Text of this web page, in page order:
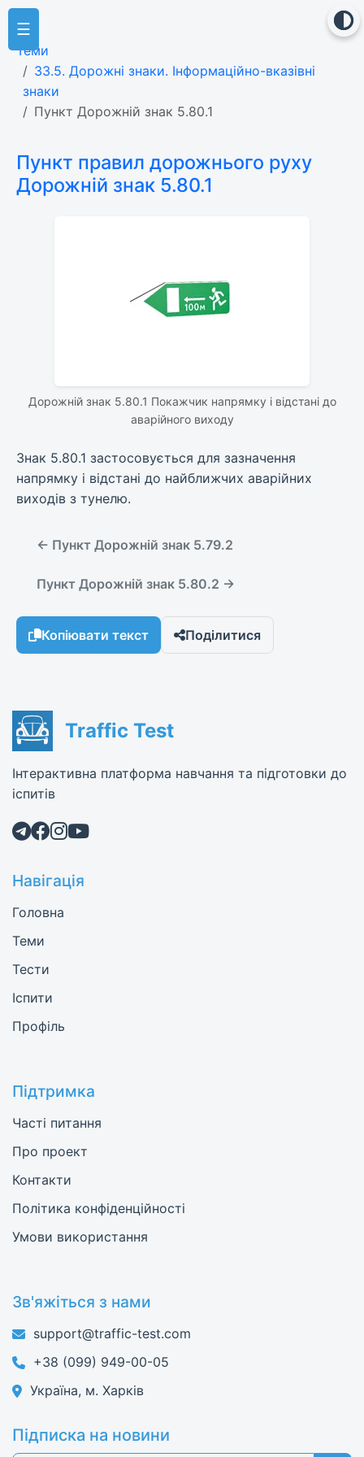
☰
Теми
33.5. Дорожні знаки. Інформаційно-вказівні
знаки
Пункт Дорожній знак 5.80.1
Пункт правил дорожнього руху
Дорожній знак 5.80.1
Дорожній знак 5.80.1 Покажчик напрямку і відстані до
аварійного виходу
Знак 5.80.1 застосовується для зазначення
напрямку і відстані до найближчих аварійних
виходів з тунелю.
← Пункт Дорожній знак 5.79.2
Пункт Дорожній знак 5.80.2 →
Копіювати текст Поділитися
Traffic Test
Інтерактивна платформа навчання та підготовки до
іспитів
Навігація
Головна
Теми
Тести
Іспити
Профіль
Підтримка
Часті питання
Про проект
Контакти
Політика конфіденційності
Умови використання
Зв'яжіться з нами
support@traffic-test.com
+38 (099) 949-00-05
Україна, м. Харків
Підписка на новини